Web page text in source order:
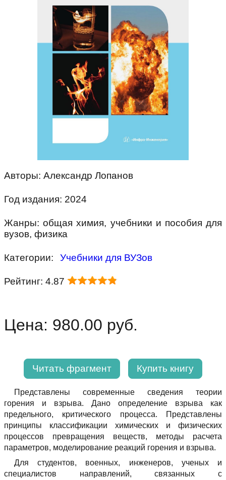
Авторы: Александр Лопанов
Год издания: 2024
Жанры: общая химия, учебники и пособия для
вузов, физика
Категории: Учебники для ВУЗов
Рейтинг: 4.87
Цена: 980.00 руб.
Читать фрагмент Купить книгу
Представлены современные сведения теории
горения и взрыва. Дано определение взрыва как
предельного, критического процесса. Представлены
принципы классификации химических и физических
процессов превращения веществ, методы расчета
параметров, моделирование реакций горения и взрыва.
Для студентов, военных, инженеров, ученых и
специалистов направлений, связанных с